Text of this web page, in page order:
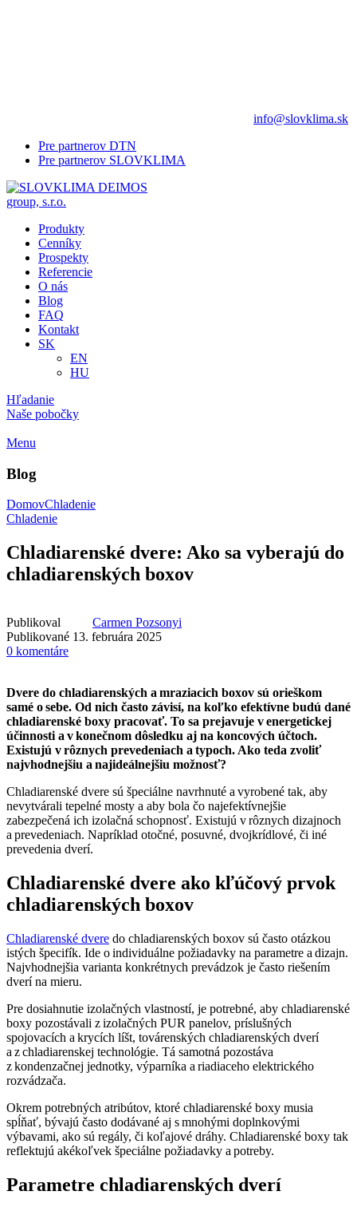
info@slovklima.sk
Pre partnerov DTN
Pre partnerov SLOVKLIMA
Produkty
Cenníky
Prospekty
Referencie
O nás
Blog
FAQ
Kontakt
SK
EN
HU
Hľadanie
Naše pobočky
Menu
Blog
DomovChladenie
Chladenie
Chladiarenské dvere: Ako sa vyberajú do
chladiarenských boxov
Publikoval
Carmen Pozsonyi
Publikované 13. februára 2025
0 komentáre
Dvere do chladiarenských a mraziacich boxov sú orieškom
samé o sebe. Od nich často závisí, na koľko efektívne budú dané
chladiarenské boxy pracovať. To sa prejavuje v energetickej
účinnosti a v konečnom dôsledku aj na koncových účtoch.
Existujú v rôznych prevedeniach a typoch. Ako teda zvoliť
najvhodnejšiu a najideálnejšiu možnosť?
Chladiarenské dvere sú špeciálne navrhnuté a vyrobené tak, aby
nevytvárali tepelné mosty a aby bola čo najefektívnejšie
zabezpečená ich izolačná schopnosť. Existujú v rôznych dizajnoch
a prevedeniach. Napríklad otočné, posuvné, dvojkrídlové, či iné
prevedenia dverí.
Chladiarenské dvere ako kľúčový prvok
chladiarenských boxov
Chladiarenské dvere do chladiarenských boxov sú často otázkou
istých špecifík. Ide o individuálne požiadavky na parametre a dizajn.
Najvhodnejšia varianta konkrétnych prevádzok je často riešením
dverí na mieru.
Pre dosiahnutie izolačných vlastností, je potrebné, aby chladiarenské
boxy pozostávali z izolačných PUR panelov, príslušných
spojovacích a krycích líšt, továrenských chladiarenských dverí
a z chladiarenskej technológie. Tá samotná pozostáva
z kondenzačnej jednotky, výparníka a riadiaceho elektrického
rozvádzača.
Okrem potrebných atribútov, ktoré chladiarenské boxy musia
spĺňať, bývajú často dodávané aj s mnohými doplnkovými
výbavami, ako sú regály, či koľajové dráhy. Chladiarenské boxy tak
reflektujú akékoľvek špeciálne požiadavky a potreby.
Parametre chladiarenských dverí